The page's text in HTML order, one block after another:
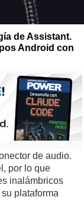
de Assistant.
Android con
de audio.
por lo que
inalámbricos
plataforma